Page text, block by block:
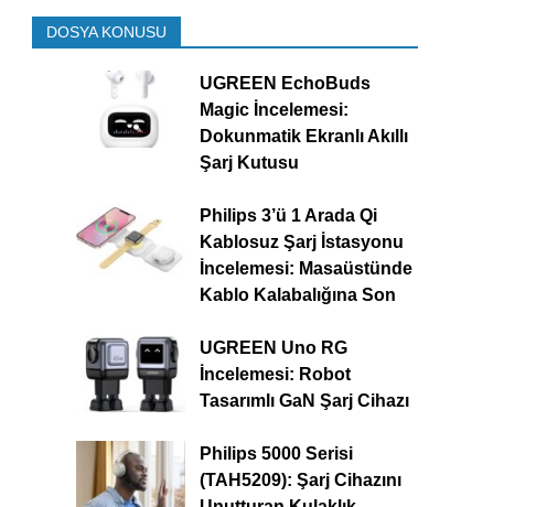
DOSYA KONUSU
UGREEN EchoBuds
Magic İncelemesi:
Dokunmatik Ekranlı Akıllı
Şarj Kutusu
Philips 3’ü 1 Arada Qi
Kablosuz Şarj İstasyonu
İncelemesi: Masaüstünde
Kablo Kalabalığına Son
UGREEN Uno RG
İncelemesi: Robot
Tasarımlı GaN Şarj Cihazı
Philips 5000 Serisi
(TAH5209): Şarj Cihazını